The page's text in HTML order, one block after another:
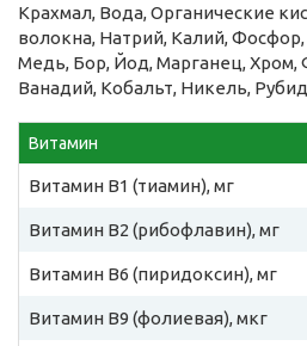
Крахмал, Вода, Органические
волокна, Натрий, Калий,
Медь, Бор, Йод, Марганец, Хром,
Ванадий, Кобальт, Никель,
Витамин
Витамин B1 (тиамин), мг
Витамин B2 (рибофлавин), мг
Витамин B6 (пиридоксин), мг
Витамин B9 (фолиевая), мкг